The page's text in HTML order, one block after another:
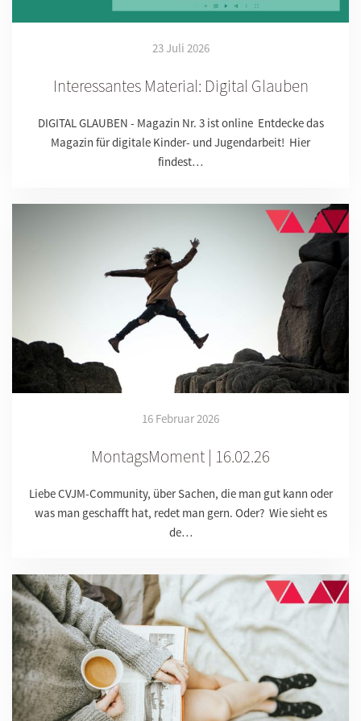
23 Juli 2026
Interessantes Material: Digital Glauben
DIGITAL GLAUBEN - Magazin Nr. 3 ist online Entdecke das
Magazin für digitale Kinder- und Jugendarbeit! Hier
findest…
16 Februar 2026
MontagsMoment | 16.02.26
Liebe CVJM-Community, über Sachen, die man gut kann oder
was man geschafft hat, redet man gern. Oder? Wie sieht es
de…